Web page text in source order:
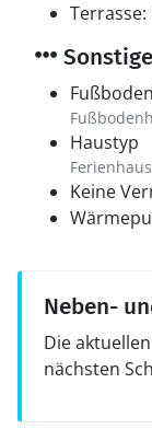
Terrasse:
Haustyp
Ferienhaus
Keine
Neben-
Die
nächsten